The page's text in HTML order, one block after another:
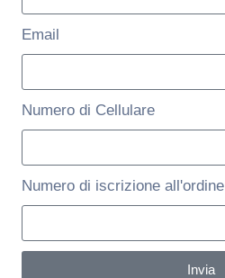
Email
Numero di Cellulare
Numero di iscrizione all'ordine
Invia